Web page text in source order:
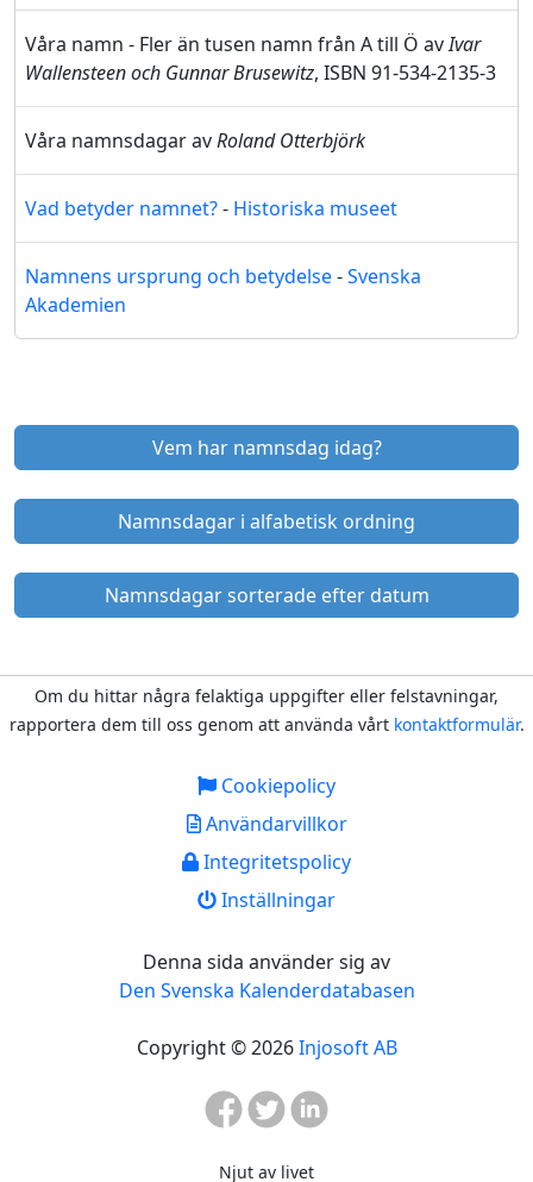
Våra namn - Fler än tusen namn från A till Ö avIvar
Wallensteen och Gunnar Brusewitz, ISBN 91-534-2135-3
Våra namnsdagar avRoland Otterbjörk
Vad betyder namnet?- Historiska museet
Namnens ursprung och betydelse-Svenska
Akademien
Vem har namnsdag idag?
Namnsdagar i alfabetisk ordning
Namnsdagar sorterade efter datum
Om du hittar några felaktiga uppgifter eller felstavningar,
rapportera dem till oss genom att använda vårt kontaktformulär.
Cookiepolicy
Användarvillkor
Integritetspolicy
Inställningar
Denna sida använder sig av
Den Svenska Kalenderdatabasen
Copyright © 2026Injosoft AB
Njut av livet